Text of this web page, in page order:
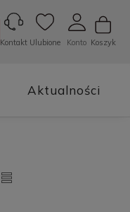
Koszyk
Konto
Ulubione
Kontakt
Aktualności